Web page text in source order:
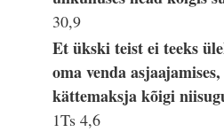
30,9
Et ükski teist ei teeks
oma venda
kättemaksja kõigi
1Ts 4,6